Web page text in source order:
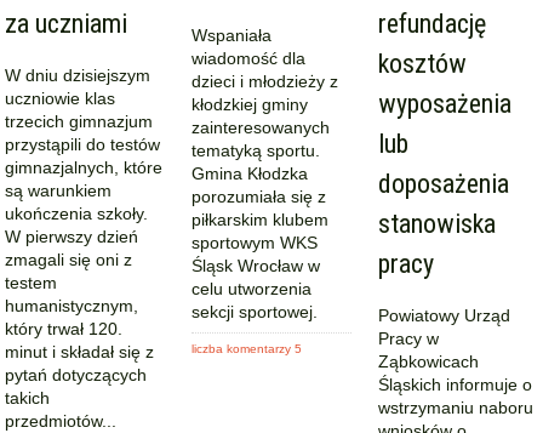
za uczniami
W dniu dzisiejszym
uczniowie klas
trzecich gimnazjum
przystąpili do testów
gimnazjalnych, które
są warunkiem
ukończenia szkoły.
W pierwszy dzień
zmagali się oni z
testem
humanistycznym,
który trwał 120.
minut i składał się z
pytań dotyczących
takich
przedmiotów...
Wspaniała
wiadomość dla
dzieci i młodzieży z
kłodzkiej gminy
zainteresowanych
tematyką sportu.
Gmina Kłodzka
porozumiała się z
piłkarskim klubem
sportowym WKS
Śląsk Wrocław w
celu utworzenia
sekcji sportowej.
liczba komentarzy 5
refundację
kosztów
wyposażenia
lub
doposażenia
stanowiska
pracy
Powiatowy Urząd
Pracy w
Ząbkowicach
Śląskich informuje o
wstrzymaniu naboru